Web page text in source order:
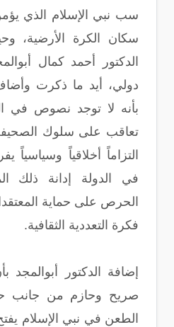
سب نبي الإسلام الذي
سكان الكرة الأرضية،
الدكتور أحمد كمال
دولي، أيد ما ذكرت
بأنه لا توجد نصوص في
تعاقب على سلوك
التزاماً أخلاقياً
في الدولة إدانة ذلك
الحرص على حماية
فكرة التعددية الثقافية.
إضافة الدكتور
صريح وحازم من جانب
الطعن في نبي الإسلام